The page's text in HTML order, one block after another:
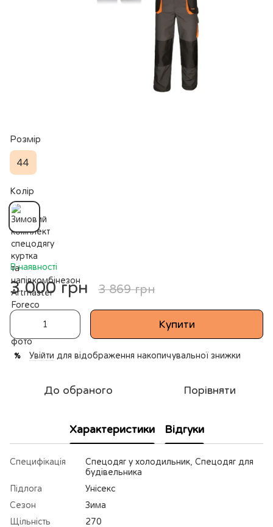
Розмір
44
Колір
В наявності
3 000 грн 3 869 грн
Купити
% Увійти для відображення накопичувальної знижки
До обраного Порівняти
Характеристики Відгуки
Специфікація
Спецодяг у холодильник, Спецодяг для
будівельника
Підлога
Унісекс
Сезон
Зима
Щільність
270